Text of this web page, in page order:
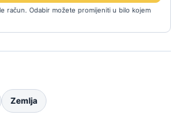
račun. Odabir možete promijeniti u bilo kojem
Zemlja